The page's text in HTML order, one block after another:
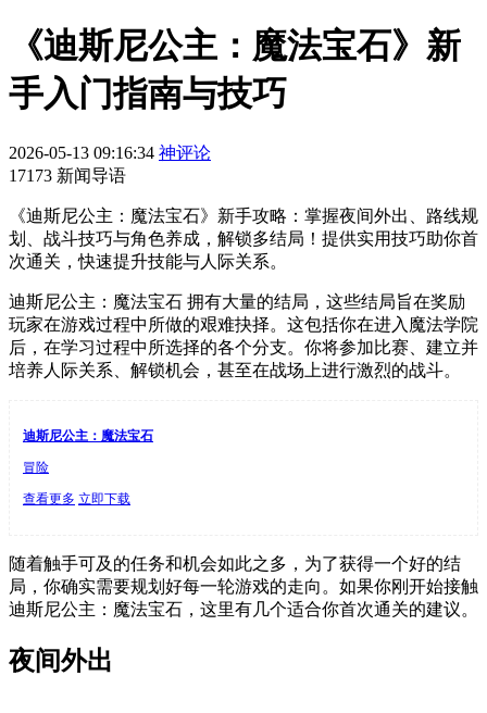
《迪斯尼公主：魔法宝石》新
手入门指南与技巧
2026-05-13 09:16:34 神评论
17173 新闻导语
《迪斯尼公主：魔法宝石》新手攻略：掌握夜间外出、路线规
划、战斗技巧与角色养成，解锁多结局！提供实用技巧助你首
次通关，快速提升技能与人际关系。
迪斯尼公主：魔法宝石 拥有大量的结局，这些结局旨在奖励
玩家在游戏过程中所做的艰难抉择。这包括你在进入魔法学院
后，在学习过程中所选择的各个分支。你将参加比赛、建立并
培养人际关系、解锁机会，甚至在战场上进行激烈的战斗。
迪斯尼公主：魔法宝石
冒险
查看更多 立即下载
随着触手可及的任务和机会如此之多，为了获得一个好的结
局，你确实需要规划好每一轮游戏的走向。如果你刚开始接触
迪斯尼公主：魔法宝石，这里有几个适合你首次通关的建议。
夜间外出